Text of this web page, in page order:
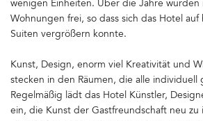
wenigen Einheiten. Über die Jahre wurden
Wohnungen frei, so dass sich das Hotel
Suiten vergrößern konnte.
Kunst, Design, enorm viel Kreativität und
stecken in den Räumen, die alle individuell
Regelmäßig lädt das Hotel Künstler,
ein, die Kunst der Gastfreundschaft neu